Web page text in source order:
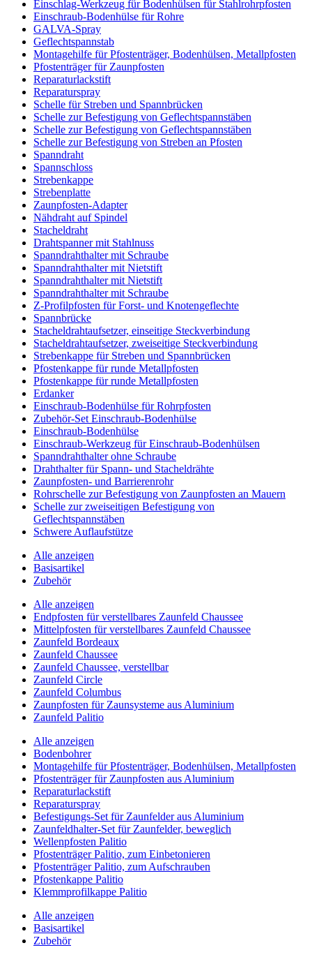
Einschlag-Werkzeug für Bodenhülsen für Stahlrohrpfosten
Einschraub-Bodenhülse für Rohre
GALVA-Spray
Geflechtspannstab
Montagehilfe für Pfostenträger, Bodenhülsen, Metallpfosten
Pfostenträger für Zaunpfosten
Reparaturlackstift
Reparaturspray
Schelle für Streben und Spannbrücken
Schelle zur Befestigung von Geflechtspannstäben
Schelle zur Befestigung von Geflechtspannstäben
Schelle zur Befestigung von Streben an Pfosten
Spanndraht
Spannschloss
Strebenkappe
Strebenplatte
Zaunpfosten-Adapter
Nähdraht auf Spindel
Stacheldraht
Drahtspanner mit Stahlnuss
Spanndrahthalter mit Schraube
Spanndrahthalter mit Nietstift
Spanndrahthalter mit Nietstift
Spanndrahthalter mit Schraube
Z-Profilpfosten für Forst- und Knotengeflechte
Spannbrücke
Stacheldrahtaufsetzer, einseitige Steckverbindung
Stacheldrahtaufsetzer, zweiseitige Steckverbindung
Strebenkappe für Streben und Spannbrücken
Pfostenkappe für runde Metallpfosten
Pfostenkappe für runde Metallpfosten
Erdanker
Einschraub-Bodenhülse für Rohrpfosten
Zubehör-Set Einschraub-Bodenhülse
Einschraub-Bodenhülse
Einschraub-Werkzeug für Einschraub-Bodenhülsen
Spanndrahthalter ohne Schraube
Drahthalter für Spann- und Stacheldrähte
Zaunpfosten- und Barrierenrohr
Rohrschelle zur Befestigung von Zaunpfosten an Mauern
Schelle zur zweiseitigen Befestigung von
Geflechtspannstäben
Schwere Auflaufstütze
Alle anzeigen
Basisartikel
Zubehör
Alle anzeigen
Endpfosten für verstellbares Zaunfeld Chaussee
Mittelpfosten für verstellbares Zaunfeld Chaussee
Zaunfeld Bordeaux
Zaunfeld Chaussee
Zaunfeld Chaussee, verstellbar
Zaunfeld Circle
Zaunfeld Columbus
Zaunpfosten für Zaunsysteme aus Aluminium
Zaunfeld Palitio
Alle anzeigen
Bodenbohrer
Montagehilfe für Pfostenträger, Bodenhülsen, Metallpfosten
Pfostenträger für Zaunpfosten aus Aluminium
Reparaturlackstift
Reparaturspray
Befestigungs-Set für Zaunfelder aus Aluminium
Zaunfeldhalter-Set für Zaunfelder, beweglich
Wellenpfosten Palitio
Pfostenträger Palitio, zum Einbetonieren
Pfostenträger Palitio, zum Aufschrauben
Pfostenkappe Palitio
Klemmprofilkappe Palitio
Alle anzeigen
Basisartikel
Zubehör